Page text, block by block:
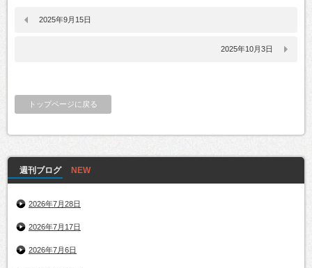
2025年9月15日
2025年10月3日
トップページに戻る
週刊ブログ
2026年7月28日
2026年7月17日
2026年7月6日